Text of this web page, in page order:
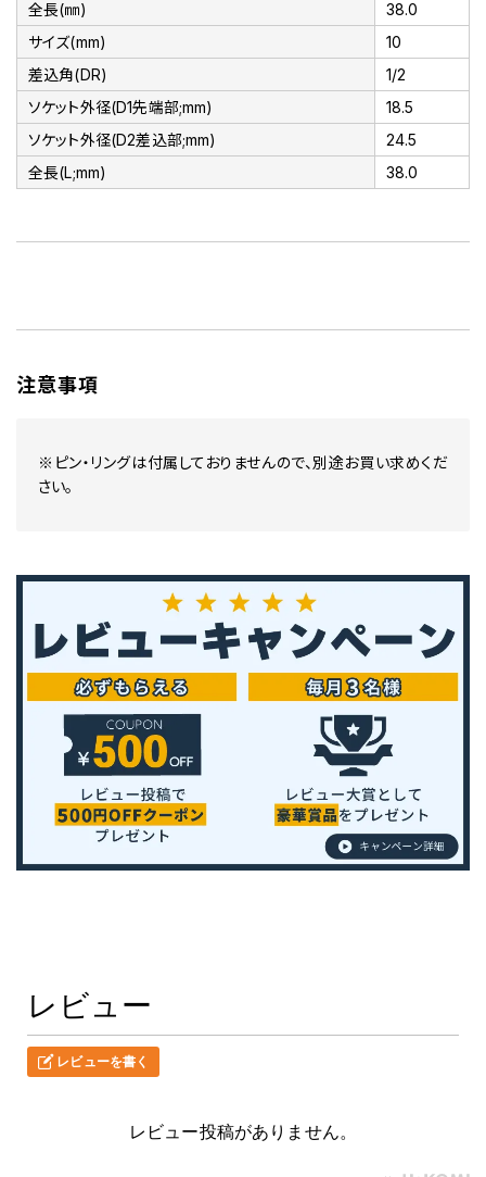
全長(㎜)
38.0
サイズ(mm)
10
差込角(DR)
1/2
ソケット外径(D1先端部;mm)
18.5
ソケット外径(D2差込部;mm)
24.5
全長(L;mm)
38.0
注意事項
※ピン・リングは付属しておりませんので、別途お買い求めくだ
さい。
レビュー
レビューを書く
レビュー投稿がありません。